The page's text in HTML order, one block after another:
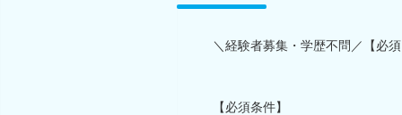
＼経験者募集・学歴不問／【必
【必須条件】